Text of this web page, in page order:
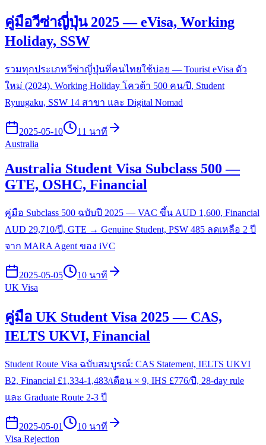
คู่มือวีซ่าญี่ปุ่น 2025 — eVisa, Working
Holiday, SSW
รวมทุกประเภทวีซ่าญี่ปุ่นที่คนไทยใช้บ่อย — Tourist eVisa ตัว
ใหม่ (2024), Working Holiday โควต้า 500 คน/ปี, Student
Ryuugaku, SSW 14 สาขา และ Digital Nomad
2025-05-10
11 นาที
Australia
Australia Student Visa Subclass 500 —
GTE, OSHC, Financial
คู่มือ Subclass 500 ฉบับปี 2025 — VAC ขึ้น AUD 1,600, Financial
AUD 29,710/ปี, GTE → Genuine Student, PSW 485 ลดเหลือ 2 ปี
จาก MARA Agent ของ iVC
2025-05-05
10 นาที
UK Visa
คู่มือ UK Student Visa 2025 — CAS,
IELTS UKVI, Financial
Student Route Visa ฉบับสมบูรณ์: CAS Statement, IELTS UKVI
B2, Financial £1,334-1,483/เดือน × 9, IHS £776/ปี, 28-day rule
และ Graduate Route 2-3 ปี
2025-05-01
10 นาที
Visa Rejection